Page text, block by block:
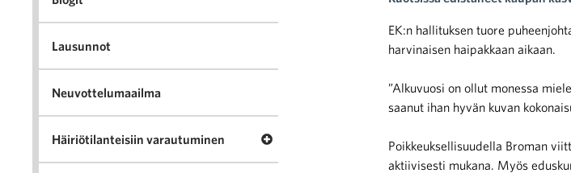
EK:n hallituksen tuore
harvinaisen haipakkaan aikaan.
”Alkuvuosi on ollut monessa
saanut ihan hyvän kuvan
Poikkeuksellisuudella Broman
aktiivisesti mukana. Myös
Lausunnot
Neuvottelumaailma
Häiriötilanteisiin varautuminen Avaa valikko Häiriötilanteisiin varautuminen